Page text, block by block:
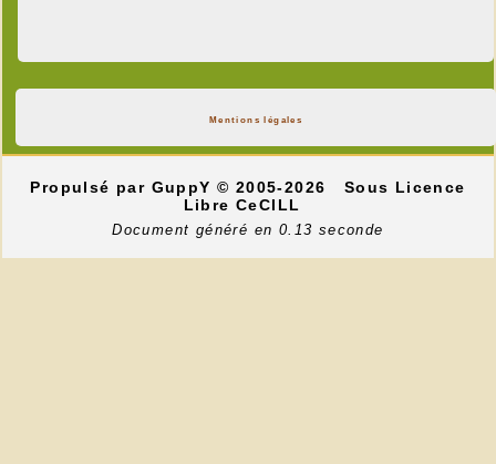
Mentions légales
Propulsé par GuppY© 2005-2026
Sous Licence
Libre CeCILL
Document généré en 0.13 seconde